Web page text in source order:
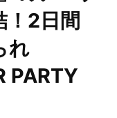
！2日間
れ
PARTY